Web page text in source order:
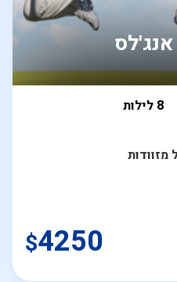
אנג'לס
8 לילות
מזוודות
$4250